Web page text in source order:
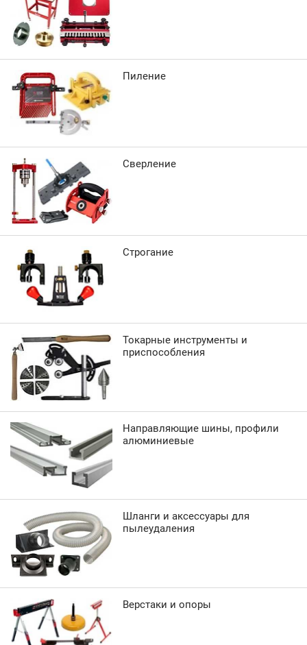
Пиление
Сверление
Строгание
Токарные инструменты и
приспособления
Направляющие шины, профили
алюминиевые
Шланги и аксессуары для
пылеудаления
Верстаки и опоры